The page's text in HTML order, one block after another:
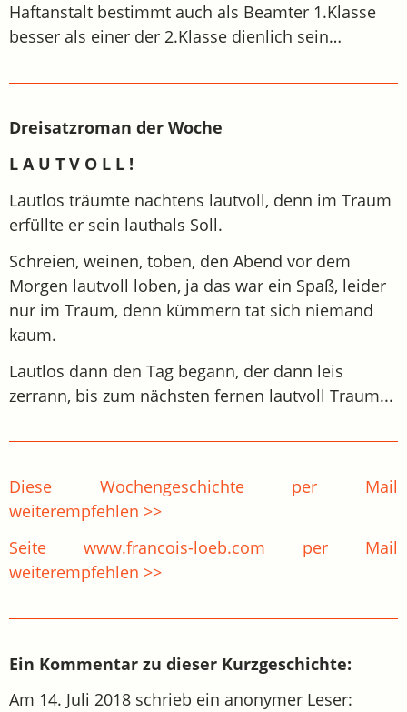
Haftanstalt bestimmt auch als Beamter 1.Klasse
besser als einer der 2.Klasse dienlich sein…
Dreisatzroman der Woche
L A U T V O L L !
Lautlos träumte nachtens lautvoll, denn im Traum
erfüllte er sein lauthals Soll.
Schreien, weinen, toben, den Abend vor dem
Morgen lautvoll loben, ja das war ein Spaß, leider
nur im Traum, denn kümmern tat sich niemand
kaum.
Lautlos dann den Tag begann, der dann leis
zerrann, bis zum nächsten fernen lautvoll Traum...
Diese Wochengeschichte per Mail
weiterempfehlen >>
Seite www.francois-loeb.com per Mail
weiterempfehlen >>
Ein Kommentar zu dieser Kurzgeschichte:
Am 14. Juli 2018 schrieb ein anonymer Leser: